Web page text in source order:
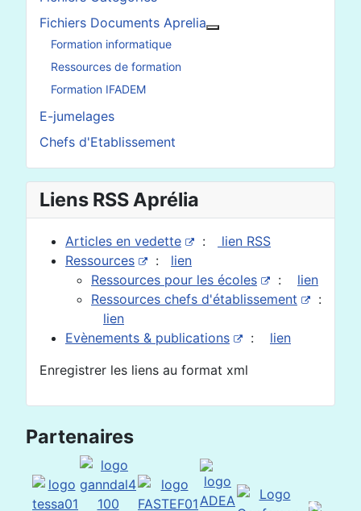
Fichiers Documents Aprelia
Formation informatique
Ressources de formation
Formation IFADEM
E-jumelages
Chefs d'Etablissement
Liens RSS Aprélia
Articles en vedette :
lien RSS
Ressources
: lien
Ressources pour les écoles
: lien
Ressources chefs d'établissement
:
lien
Evènements & publications
: lien
Enregistrer les liens au format xml
Partenaires